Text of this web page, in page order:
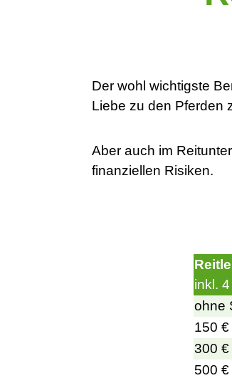
Der wohl wichtigste
Liebe zu den Pferden
Aber auch im
finanziellen Risiken.
inkl.
ohne
150
300 €
500